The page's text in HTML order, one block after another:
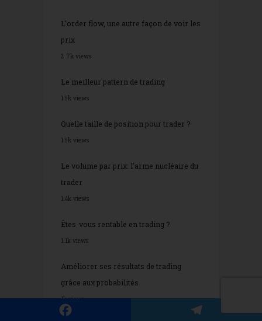
L’order flow, une autre façon de voir les
prix
2.7k views
Le meilleur pattern de trading
1.5k views
Quelle taille de position pour trader ?
1.5k views
Le volume par prix: l’arme nucléaire du
trader
1.4k views
Êtes-vous rentable en trading ?
1.1k views
Améliorer ses résultats de trading
grâce aux probabilités
1k views